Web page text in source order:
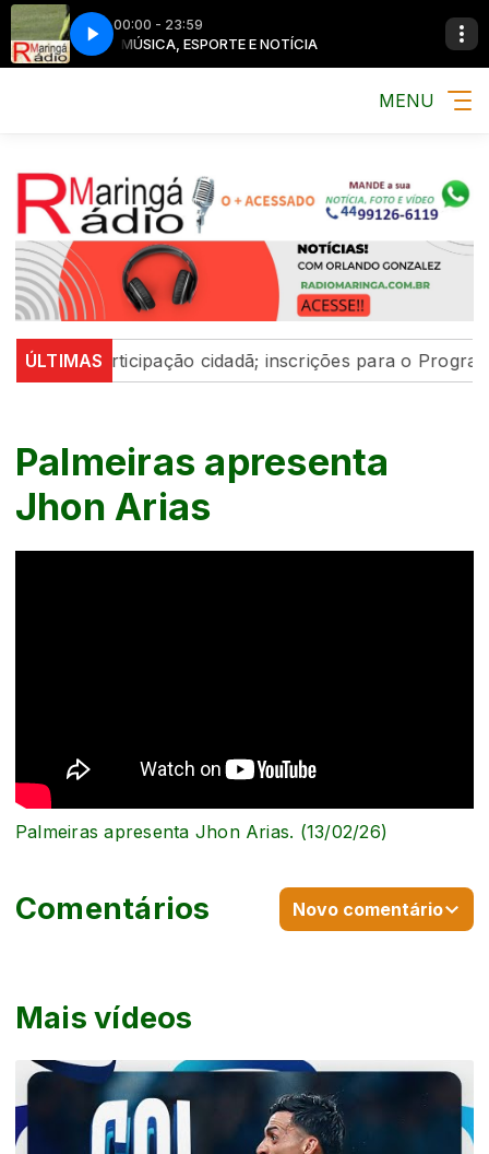
00:00 - 23:59
MÚSICA, ESPORTE E NOTÍCIA
MENU
ÚLTIMAS
participação cidadã; inscrições para o Programa
Palmeiras apresenta
Jhon Arias
Mais vídeos
Palmeiras apresenta Jhon Arias. (13/02/26)
Comentários Novo comentário